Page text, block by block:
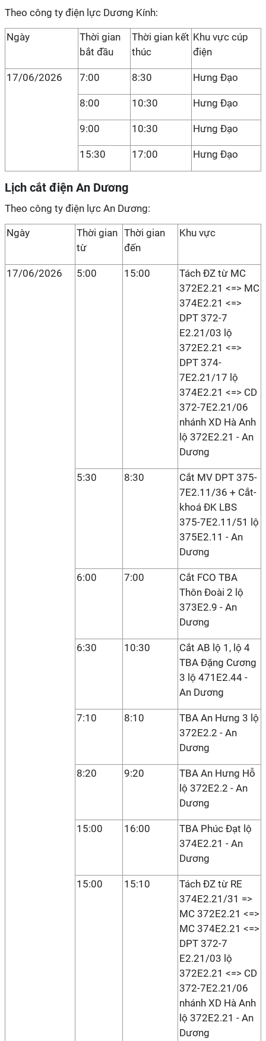
Theo công ty điện lực Dương Kính:
Ngày
Thời gian
bắt đầu
Thời gian kết
thúc
Khu vực cúp
điện
17/06/2026 7:00 8:30 Hưng Đạo
8:00 10:30 Hưng Đạo
9:00 10:30 Hưng Đạo
15:30 17:00 Hưng Đạo
Lịch cắt điện An Dương
Theo công ty điện lực An Dương:
Ngày
Thời gian
từ
Thời gian
đến
Khu vực
17/06/2026 5:00 15:00
Tách ĐZ từ MC
372E2.21 <=> MC
374E2.21 <=>
DPT 372-7
E2.21/03 lộ
372E2.21 <=>
DPT 374-
7E2.21/17 lộ
374E2.21 <=> CD
372-7E2.21/06
nhánh XD Hà Anh
lộ 372E2.21 - An
Dương
5:30 8:30
Cắt MV DPT 375-
7E2.11/36 + Cắt-
khoá ĐK LBS
375-7E2.11/51 lộ
375E2.11 - An
Dương
6:00 7:00
Cắt FCO TBA
Thôn Đoài 2 lộ
373E2.9 - An
Dương
6:30 10:30
Cắt AB lộ 1, lộ 4
TBA Đặng Cương
3 lộ 471E2.44 -
An Dương
7:10 8:10
TBA An Hưng 3 lộ
372E2.2 - An
Dương
8:20 9:20
TBA An Hưng Hỗ
lộ 372E2.2 - An
Dương
15:00 16:00
TBA Phúc Đạt lộ
374E2.21 - An
Dương
15:00 15:10
Tách ĐZ từ RE
374E2.21/31 =>
MC 372E2.21 <=>
MC 374E2.21 <=>
DPT 372-7
E2.21/03 lộ
372E2.21 <=> CD
372-7E2.21/06
nhánh XD Hà Anh
lộ 372E2.21 - An
Dương